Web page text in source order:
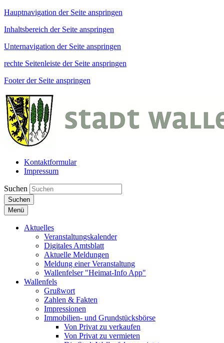
Hauptnavigation der Seite anspringen
Inhaltsbereich der Seite anspringen
Unternavigation der Seite anspringen
rechte Seitenleiste der Seite anspringen
Footer der Seite anspringen
Kontaktformular
Impressum
Suchen
Suchen
Menü
Aktuelles
Veranstaltungskalender
Digitales Amtsblatt
Aktuelle Meldungen
Meldung einer Veranstaltung
Wallenfelser "Heimat-Info App"
Wallenfels
Grußwort
Zahlen & Fakten
Impressionen
Immobilien- und Grundstücksbörse
Von Privat zu verkaufen
Von Privat zu vermieten